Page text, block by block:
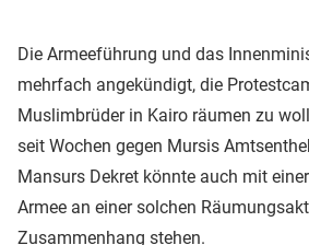
Die Armeeführung und das
mehrfach angekündigt, die
Muslimbrüder in Kairo räumen zu
seit Wochen gegen Mursis
Mansurs Dekret könnte auch mit
Armee an einer solchen
Zusammenhang stehen.